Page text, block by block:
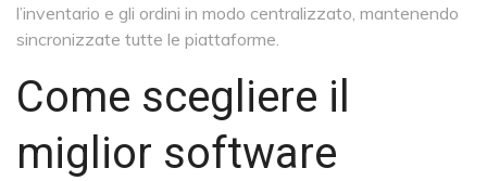
l’inventario e gli ordini in modo centralizzato, mantenendo
sincronizzate tutte le piattaforme.
Come scegliere il
miglior software